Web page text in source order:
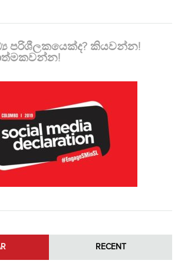
පරිශීලකයෙක්ද? කියවන්න!
RECENT